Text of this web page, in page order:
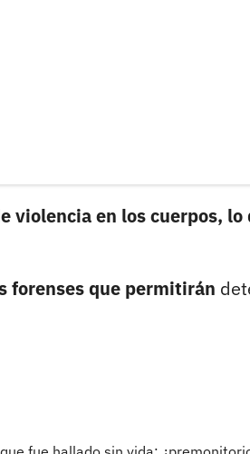
violencia en los cuerpos,
forenses que permitirán